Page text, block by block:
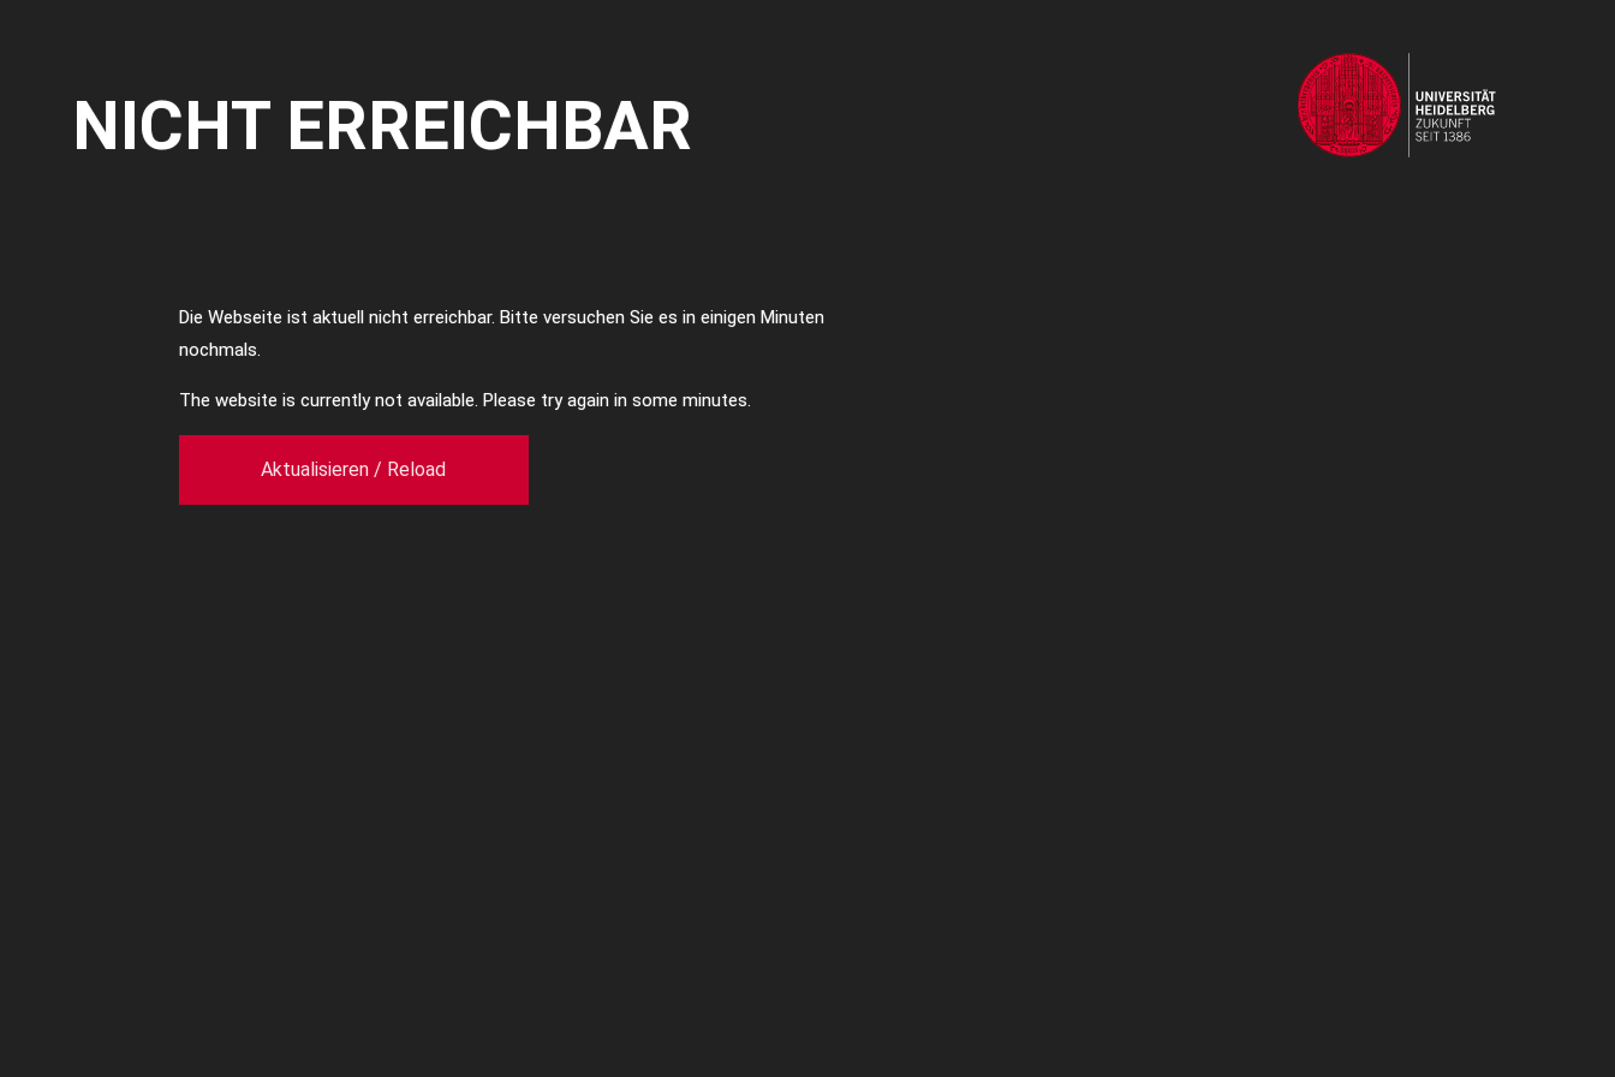
NICHT ERREICHBAR
Die Webseite ist aktuell nicht erreichbar. Bitte versuchen Sie es in einigen Minuten
nochmals.
The website is currently not available. Please try again in some minutes.
Aktualisieren / Reload